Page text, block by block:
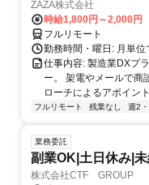
ZAZA株式会社
時給1,800円～2,000円
フルリモート
勤務時間・曜日: 月単
仕事内容: 製造業DXプ
ー。 架電やメールで商
ローチによるアポイン
フルリモート 残業なし 週2
業務委託
副業OK|土日休み|
株式会社CTF GROUP